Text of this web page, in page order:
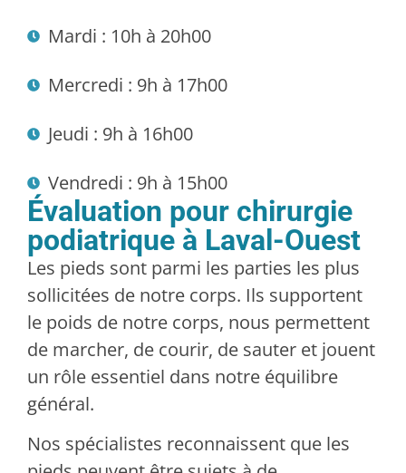
Mardi : 10h à 20h00
Mercredi : 9h à 17h00
Jeudi : 9h à 16h00
Vendredi : 9h à 15h00
Évaluation pour chirurgie
podiatrique à Laval-Ouest
Les pieds sont parmi les parties les plus
sollicitées de notre corps. Ils supportent
le poids de notre corps, nous permettent
de marcher, de courir, de sauter et jouent
un rôle essentiel dans notre équilibre
général.
Nos spécialistes reconnaissent que les